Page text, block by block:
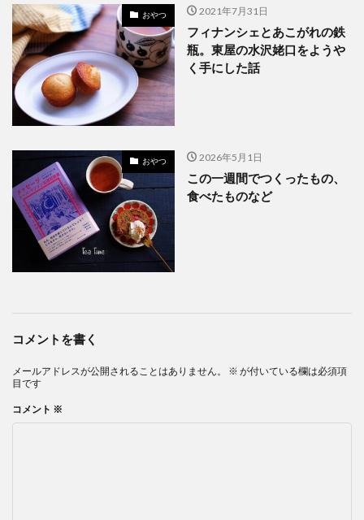
おやつ 2021年7月31日
フィナンシェとあこがれの鉄
瓶。東屋の水沢姥口をようや
く手にした話
おやつ 2026年5月1日
この一週間でつくったもの、
食べたものなど
コメントを書く
メールアドレスが公開されることはありません。 ※ が付いている欄は必須項
目です
コメント ※